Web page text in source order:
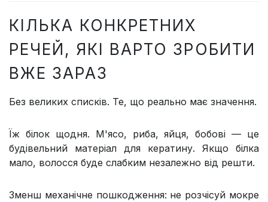
КІЛЬКА КОНКРЕТНИХ
РЕЧЕЙ, ЯКІ ВАРТО ЗРОБИТИ
ВЖЕ ЗАРАЗ
Без великих списків. Те, що реально має значення.
Їж білок щодня. М'ясо, риба, яйця, бобові — це
будівельний матеріал для кератину. Якщо білка
мало, волосся буде слабким незалежно від решти.
Зменш механічне пошкодження: не розчісуй мокре